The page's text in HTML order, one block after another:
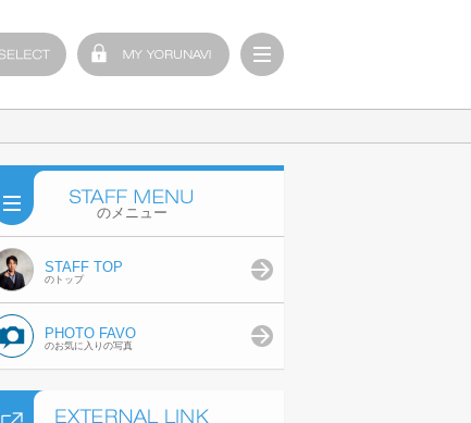
のメニュー
STAFF TOP
のトップ
PHOTO FAVO
のお気に入りの写真